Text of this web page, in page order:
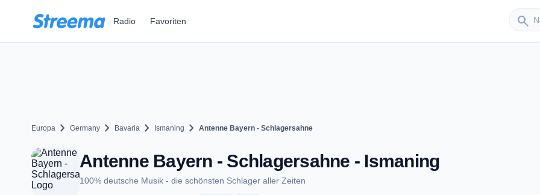
Radio Favoriten search
Sender
Europa chevron_right Germany chevron_right Bavaria chevron_right Ismaning chevron_right Antenne Bayern - Schlagersahne
Antenne Bayern - Schlagersahne - Ismaning
100% deutsche Musik - die schönsten Schlager aller Zeiten